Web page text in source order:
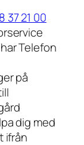
37 21 00
Telefon
på
dig med
ifrån